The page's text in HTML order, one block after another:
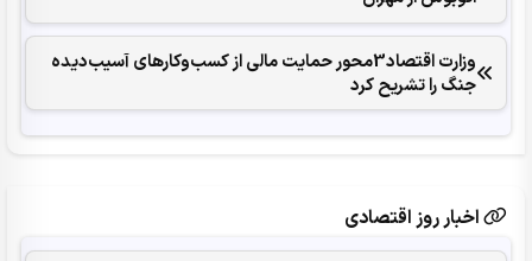
وزارت اقتصاد3محور حمایت مالی از کسب‌وکارهای آسیب‌دیده
جنگ را تشریح کرد
اخبار روز اقتصادی